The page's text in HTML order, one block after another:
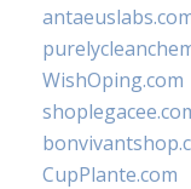
WishOping.com
CupPlante.com